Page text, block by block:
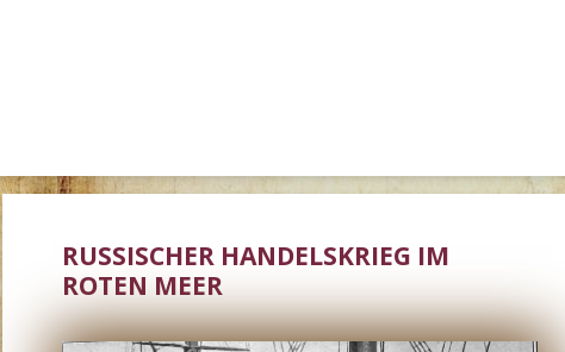
RUSSISCHER HANDELSKRIEG IM
ROTEN MEER